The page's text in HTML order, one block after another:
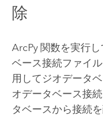
除
ArcPy関数を実行し
ベース接続ファイ
用してジオデータ
オデータベース接
タベースから接続を